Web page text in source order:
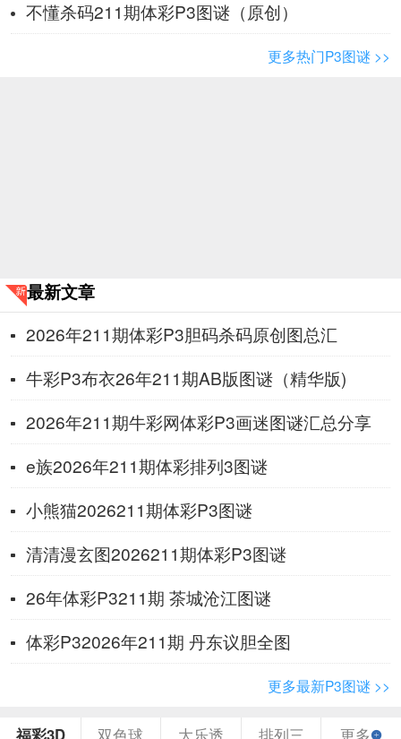
不懂杀码211期体彩P3图谜（原创）
更多热门P3图谜 >>
最新文章
2026年211期体彩P3胆码杀码原创图总汇
牛彩P3布衣26年211期AB版图谜（精华版)
2026年211期牛彩网体彩P3画迷图谜汇总分享
e族2026年211期体彩排列3图谜
小熊猫2026211期体彩P3图谜
清清漫玄图2026211期体彩P3图谜
26年体彩P3211期 茶城沧江图谜
体彩P32026年211期 丹东议胆全图
更多最新P3图谜 >>
福彩3D 双色球 大乐透 排列三 更多